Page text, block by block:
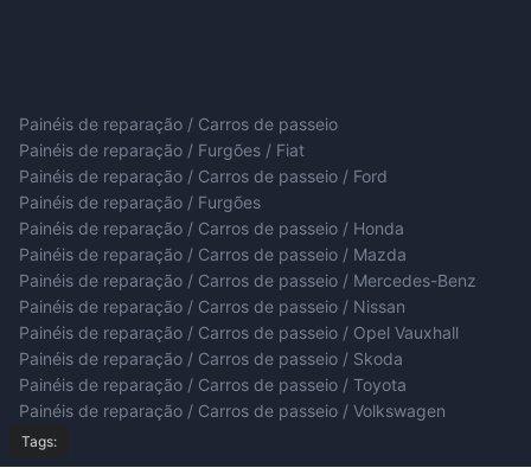
Painéis de reparação / Carros de passeio
Painéis de reparação / Furgões / Fiat
Painéis de reparação / Carros de passeio / Ford
Painéis de reparação / Furgões
Painéis de reparação / Carros de passeio / Honda
Painéis de reparação / Carros de passeio / Mazda
Painéis de reparação / Carros de passeio / Mercedes-Benz
Painéis de reparação / Carros de passeio / Nissan
Painéis de reparação / Carros de passeio / Opel Vauxhall
Painéis de reparação / Carros de passeio / Skoda
Painéis de reparação / Carros de passeio / Toyota
Painéis de reparação / Carros de passeio / Volkswagen
Tags: